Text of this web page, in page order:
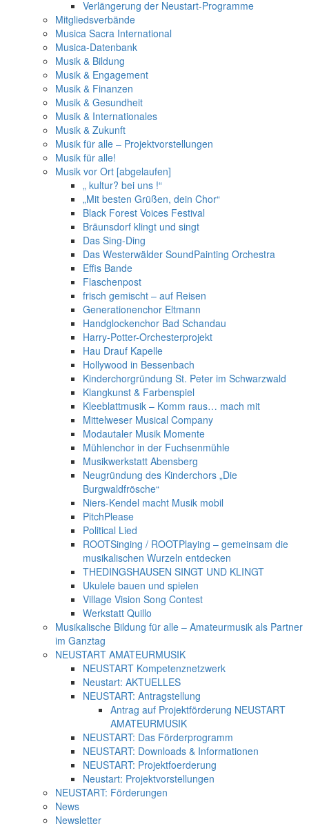
Verlängerung der Neustart-Programme
Mitgliedsverbände
Musica Sacra International
Musica-Datenbank
Musik & Bildung
Musik & Engagement
Musik & Finanzen
Musik & Gesundheit
Musik & Internationales
Musik & Zukunft
Musik für alle – Projektvorstellungen
Musik für alle!
Musik vor Ort [abgelaufen]
„ kultur? bei uns !“
„Mit besten Grüßen, dein Chor“
Black Forest Voices Festival
Bräunsdorf klingt und singt
Das Sing-Ding
Das Westerwälder SoundPainting Orchestra
Effis Bande
Flaschenpost
frisch gemischt – auf Reisen
Generationenchor Eltmann
Handglockenchor Bad Schandau
Harry-Potter-Orchesterprojekt
Hau Drauf Kapelle
Hollywood in Bessenbach
Kinderchorgründung St. Peter im Schwarzwald
Klangkunst & Farbenspiel
Kleeblattmusik – Komm raus… mach mit
Mittelweser Musical Company
Modautaler Musik Momente
Mühlenchor in der Fuchsenmühle
Musikwerkstatt Abensberg
Neugründung des Kinderchors „Die
Burgwaldfrösche“
Niers-Kendel macht Musik mobil
PitchPlease
Political Lied
ROOTSinging / ROOTPlaying – gemeinsam die
musikalischen Wurzeln entdecken
THEDINGSHAUSEN SINGT UND KLINGT
Ukulele bauen und spielen
Village Vision Song Contest
Werkstatt Quillo
Musikalische Bildung für alle – Amateurmusik als Partner
im Ganztag
NEUSTART AMATEURMUSIK
NEUSTART Kompetenznetzwerk
Neustart: AKTUELLES
NEUSTART: Antragstellung
Antrag auf Projektförderung NEUSTART
AMATEURMUSIK
NEUSTART: Das Förderprogramm
NEUSTART: Downloads & Informationen
NEUSTART: Projektfoerderung
Neustart: Projektvorstellungen
NEUSTART: Förderungen
News
Newsletter